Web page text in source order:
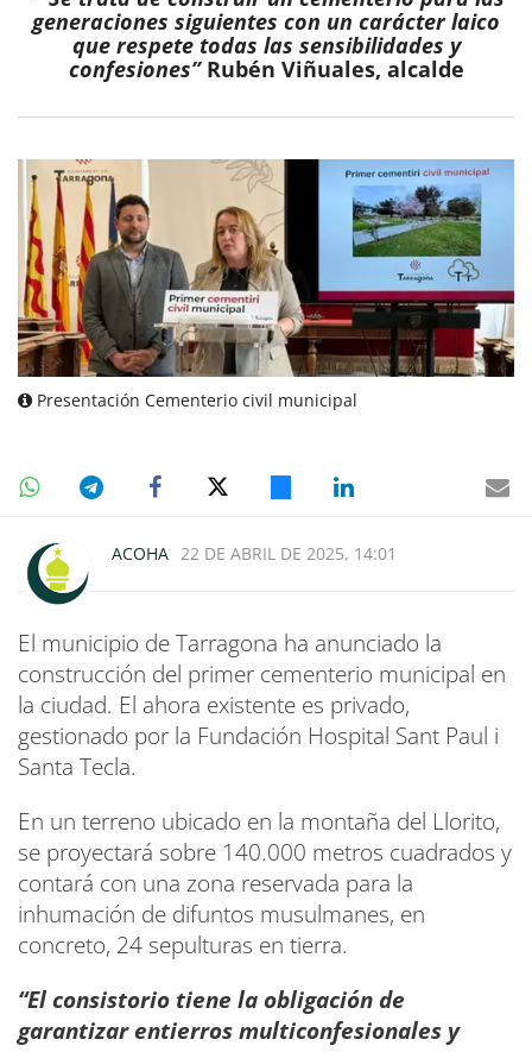
generaciones siguientes con un carácter laico
que respete todas las sensibilidades y
confesiones” Rubén Viñuales, alcalde
Presentación Cementerio civil municipal
ACOHA 22 DE ABRIL DE 2025, 14:01
El municipio de Tarragona ha anunciado la
construcción del primer cementerio municipal en
la ciudad. El ahora existente es privado,
gestionado por la Fundación Hospital Sant Paul i
Santa Tecla.
En un terreno ubicado en la montaña del Llorito,
se proyectará sobre 140.000 metros cuadrados y
contará con una zona reservada para la
inhumación de difuntos musulmanes, en
concreto, 24 sepulturas en tierra.
“El consistorio tiene la obligación de
garantizar entierros multiconfesionales y